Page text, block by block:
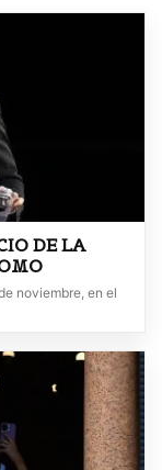
DE LA
noviembre, en el